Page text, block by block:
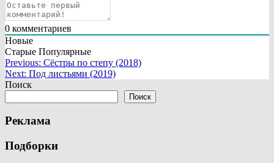
0 комментариев
Новые
Старые Популярные
Навигация
по
Previous: Сёстры по степу (2018)
Next: Под листьями (2019)
Поиск
Поиск
Реклама
Подборки